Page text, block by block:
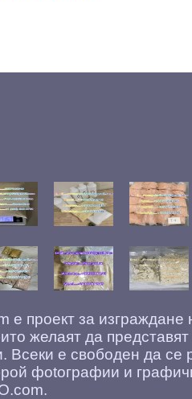
е проект за
желаят да
Всеки е свободен да се
фоtографии и